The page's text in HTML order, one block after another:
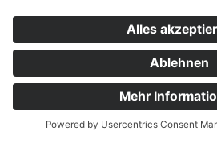
wurde, erfolgt die
auf Grundlage dieser
lit. a DSGVO und § 25 Abs. 1
Einwilligung ist jederzeit